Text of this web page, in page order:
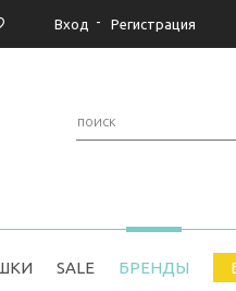
Вход - Регистрация
SALE БРЕНДЫ